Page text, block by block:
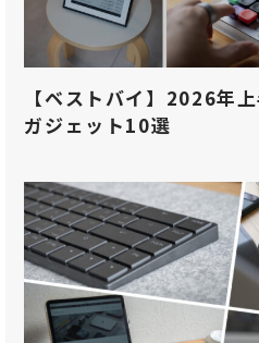
【ベストバイ】2026年
ガジェット10選